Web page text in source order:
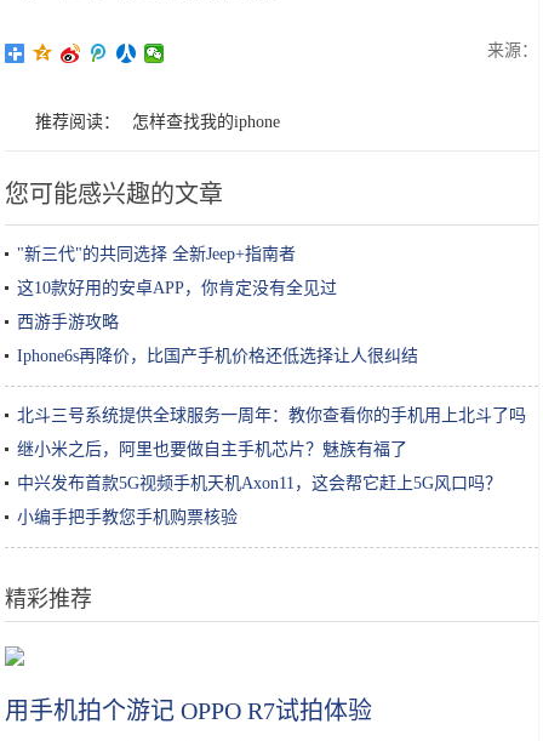
来源：
推荐阅读： 怎样查找我的iphone
您可能感兴趣的文章
"新三代"的共同选择 全新Jeep+指南者
这10款好用的安卓APP，你肯定没有全见过
西游手游攻略
Iphone6s再降价，比国产手机价格还低选择让人很纠结
北斗三号系统提供全球服务一周年：教你查看你的手机用上北斗了吗
继小米之后，阿里也要做自主手机芯片？魅族有福了
中兴发布首款5G视频手机天机Axon11，这会帮它赶上5G风口吗？
小编手把手教您手机购票核验
精彩推荐
用手机拍个游记 OPPO R7试拍体验